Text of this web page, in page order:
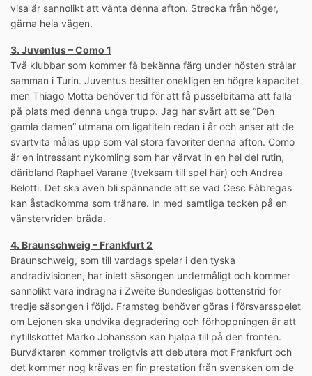
visa är sannolikt att vänta denna afton. Strecka från höger,
gärna hela vägen.
3. Juventus – Como 1
Två klubbar som kommer få bekänna färg under hösten strålar
samman i Turin. Juventus besitter onekligen en högre kapacitet
men Thiago Motta behöver tid för att få pusselbitarna att falla
på plats med denna unga trupp. Jag har svårt att se “Den
gamla damen” utmana om ligatiteln redan i år och anser att de
svartvita målas upp som väl stora favoriter denna afton. Como
är en intressant nykomling som har värvat in en hel del rutin,
däribland Raphael Varane (tveksam till spel här) och Andrea
Belotti. Det ska även bli spännande att se vad Cesc Fàbregas
kan åstadkomma som tränare. In med samtliga tecken på en
vänstervriden bräda.
4. Braunschweig – Frankfurt 2
Braunschweig, som till vardags spelar i den tyska
andradivisionen, har inlett säsongen undermåligt och kommer
sannolikt vara indragna i Zweite Bundesligas bottenstrid för
tredje säsongen i följd. Framsteg behöver göras i försvarsspelet
om Lejonen ska undvika degradering och förhoppningen är att
nytillskottet Marko Johansson kan hjälpa till på den fronten.
Burväktaren kommer troligtvis att debutera mot Frankfurt och
det kommer nog krävas en fin prestation från svensken om de